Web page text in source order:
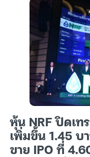
หุ้น NRF ปิดเ
เพิ่มขึ้น 1.45 บ
ขาย IPO ที่